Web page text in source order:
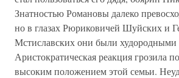
Знатностью Романовы далеко
но в глазах Рюриковичей Шуйских и
Мстиславских они были худородными
Аристократическая реакция грозила
высоким положением этой семьи.